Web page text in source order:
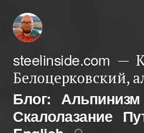
Перейти
содержимому
steelinside.com
Белоцерковский,
Блог: Альпинизм
Скалолазание